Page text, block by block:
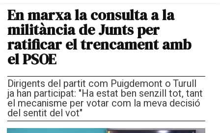
En marxa la consulta a la
militància de Junts per
ratificar el trencament amb
el PSOE
Dirigents del partit com Puigdemont o Turull
ja han participat: "Ha estat ben senzill tot, tant
el mecanisme per votar com la meva decisió
del sentit del vot"